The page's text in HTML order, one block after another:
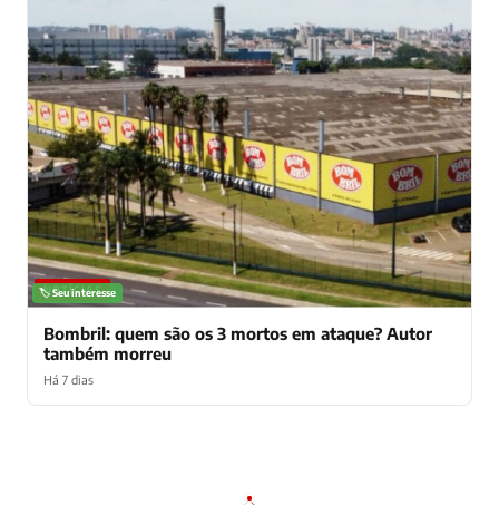
NOTÍCIAS
🏷️ Seu interesse
Bombril: quem são os 3 mortos em ataque? Autor
também morreu
Há 7 dias